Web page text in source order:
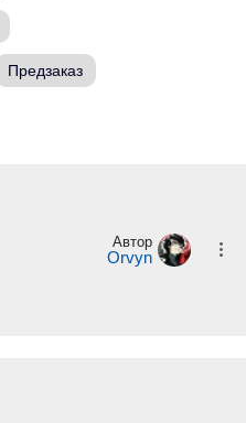
Предзаказ
Автор
Orvyn